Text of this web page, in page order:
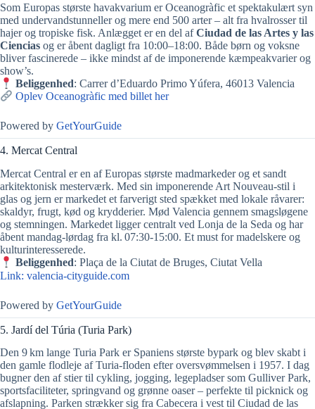
Som Europas største havakvarium er Oceanogràfic et spektakulært syn
med undervandstunneller og mere end 500 arter – alt fra hvalrosser til
hajer og tropiske fisk. Anlægget er en del afCiudad de las Artes y las
Ciencias og er åbent dagligt fra 10:00–18:00. Både børn og voksne
bliver fascinerede – ikke mindst af de imponerende kæmpeakvarier og
show’s.
Beliggenhed: Carrer d’Eduardo Primo Yúfera, 46013 Valencia
Oplev Oceanogràfic med billet her
Powered by GetYourGuide
4. Mercat Central
Mercat Central er en af Europas største madmarkeder og et sandt
arkitektonisk mesterværk. Med sin imponerende Art Nouveau-stil i
glas og jern er markedet et farverigt sted spækket med lokale råvarer:
skaldyr, frugt, kød og krydderier. Mød Valencia gennem smagsløgene
og stemningen. Markedet ligger centralt ved Lonja de la Seda og har
åbent mandag‑lørdag fra kl. 07:30‑15:00. Et must for madelskere og
kulturinteresserede.
Beliggenhed: Plaça de la Ciutat de Bruges, Ciutat Vella
Link: valencia-cityguide.com
Powered by GetYourGuide
5. Jardí del Túria (Turia Park)
Den 9 km lange Turia Park er Spaniens største bypark og blev skabt i
den gamle flodleje af Turia-floden efter oversvømmelsen i 1957. I dag
bugner den af stier til cykling, jogging, legepladser som Gulliver Park,
sportsfaciliteter, springvand og grønne oaser – perfekte til picknick og
afslapning. Parken strækker sig fra Cabecera i vest til Ciudad de las